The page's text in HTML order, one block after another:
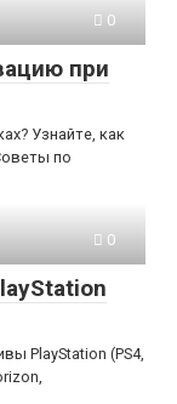
0
при
Узнайте, как
по
0
PlayStation (PS4,